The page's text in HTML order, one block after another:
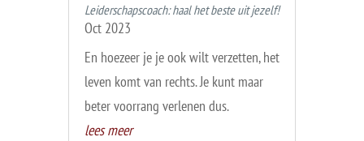
Leiderschapscoach: haal het beste uit jezelf!
Oct 2023
En hoezeer je je ook wilt verzetten, het
leven komt van rechts. Je kunt maar
beter voorrang verlenen dus.
lees meer